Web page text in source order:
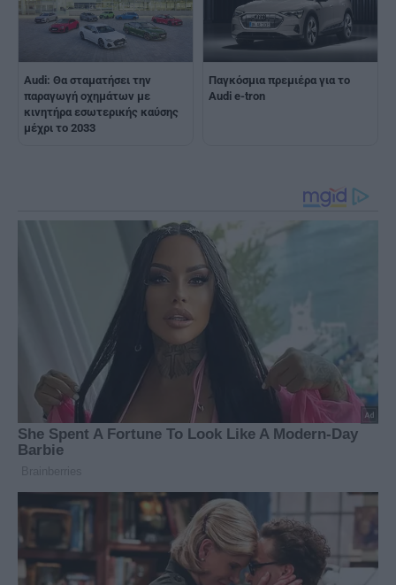
Audi: Θα σταματήσει την
παραγωγή οχημάτων με
κινητήρα εσωτερικής καύσης
μέχρι το 2033
Παγκόσμια πρεμιέρα για το
Audi e-tron